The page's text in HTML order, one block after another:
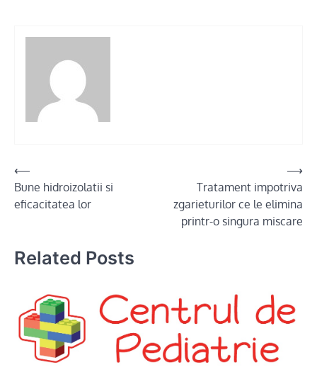
Post
navigation
⟵
Bune hidroizolatii si
eficacitatea lor
Tratament impotriva
zgarieturilor ce le elimina
printr-o singura miscare
⟶
Related Posts